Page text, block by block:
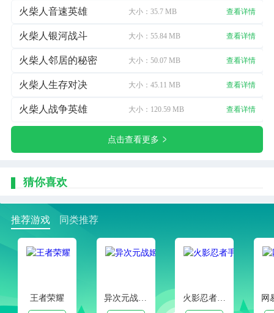
火柴人音速英雄 大小：35.7 MB 查看详情
火柴人银河战斗 大小：55.84 MB 查看详情
火柴人邻居的秘密 大小：50.07 MB 查看详情
火柴人生存对决 大小：45.11 MB 查看详情
火柴人战争英雄 大小：120.59 MB 查看详情
点击查看更多
猜你喜欢
推荐游戏 同类推荐
王者荣耀 异次元战姬手游下载 火影忍者手游